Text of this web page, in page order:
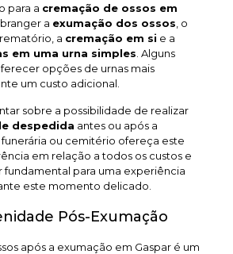
para a cremação de ossos em
a exumação dos ossos , o
a cremação em si e a
em uma urna simples . Alguns
opções de urnas mais
um custo adicional.
sobre a possibilidade de realizar
despedida antes ou após a
ou cemitério ofereça este
em relação a todos os custos e
fundamental para uma experiência
este momento delicado.
Pós-Exumação
após a exumação em Gaspar é um